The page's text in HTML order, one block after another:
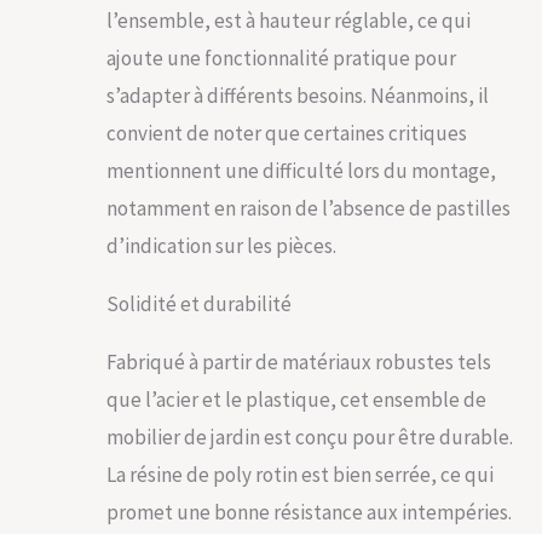
extérieur,
promettant confort
et convivialité.
ROBUSTESSE &
GARANTIES: Optez
pour la longévité
jardin extérieur. Son
cadre en acier
meuble salon en
résine tressée défie
intempéries,
conservant son allure
après année. Que ce
l’ensemble, est à hauteur réglable, ce qui
ajoute une fonctionnalité pratique pour
s’adapter à différents besoins. Néanmoins, il
convient de noter que certaines critiques
mentionnent une difficulté lors du montage,
notamment en raison de l’absence de pastilles
d’indication sur les pièces.
Solidité et durabilité
Fabriqué à partir de matériaux robustes tels
que l’acier et le plastique, cet ensemble de
mobilier de jardin est conçu pour être durable.
La résine de poly rotin est bien serrée, ce qui
promet une bonne résistance aux intempéries.